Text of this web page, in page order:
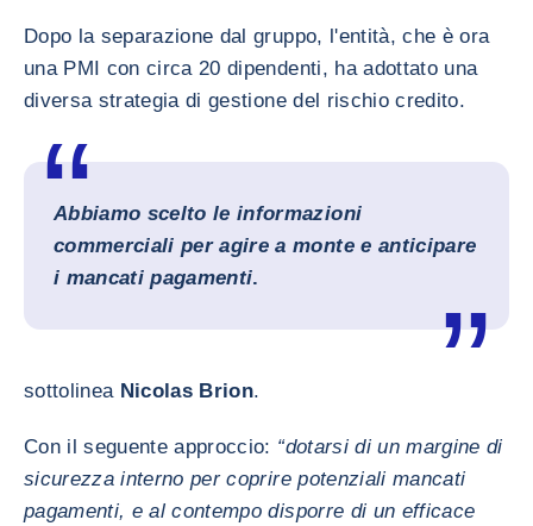
Dopo la separazione dal gruppo, l'entità, che è ora
una PMI con circa 20 dipendenti, ha adottato una
diversa strategia di gestione del rischio credito.
Abbiamo scelto le informazioni
commerciali per agire a monte e anticipare
i mancati pagamenti.
sottolinea Nicolas Brion.
Con il seguente approccio: “dotarsi di un margine di
sicurezza interno per coprire potenziali mancati
pagamenti, e al contempo disporre di un efficace